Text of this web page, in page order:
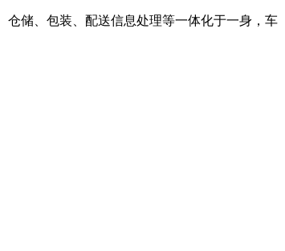
储、包装、配送信息处理等一体化于一身，车